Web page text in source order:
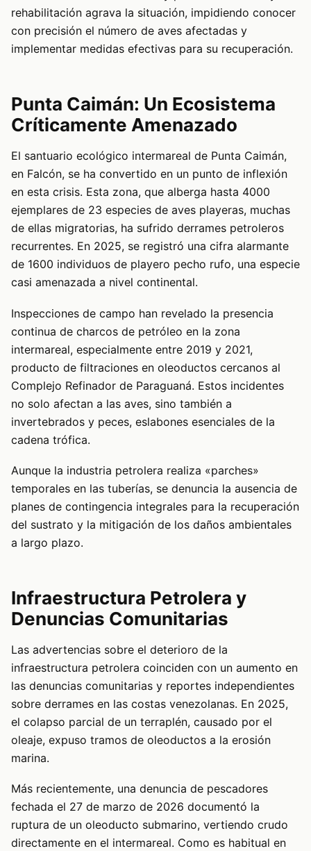
rehabilitación agrava la situación, impidiendo conocer
con precisión el número de aves afectadas y
implementar medidas efectivas para su recuperación.
Punta Caimán: Un Ecosistema
Críticamente Amenazado
El santuario ecológico intermareal de Punta Caimán,
en Falcón, se ha convertido en un punto de inflexión
en esta crisis. Esta zona, que alberga hasta 4000
ejemplares de 23 especies de aves playeras, muchas
de ellas migratorias, ha sufrido derrames petroleros
recurrentes. En 2025, se registró una cifra alarmante
de 1600 individuos de playero pecho rufo, una especie
casi amenazada a nivel continental.
Inspecciones de campo han revelado la presencia
continua de charcos de petróleo en la zona
intermareal, especialmente entre 2019 y 2021,
producto de filtraciones en oleoductos cercanos al
Complejo Refinador de Paraguaná. Estos incidentes
no solo afectan a las aves, sino también a
invertebrados y peces, eslabones esenciales de la
cadena trófica.
Aunque la industria petrolera realiza «parches»
temporales en las tuberías, se denuncia la ausencia de
planes de contingencia integrales para la recuperación
del sustrato y la mitigación de los daños ambientales
a largo plazo.
Infraestructura Petrolera y
Denuncias Comunitarias
Las advertencias sobre el deterioro de la
infraestructura petrolera coinciden con un aumento en
las denuncias comunitarias y reportes independientes
sobre derrames en las costas venezolanas. En 2025,
el colapso parcial de un terraplén, causado por el
oleaje, expuso tramos de oleoductos a la erosión
marina.
Más recientemente, una denuncia de pescadores
fechada el 27 de marzo de 2026 documentó la
ruptura de un oleoducto submarino, vertiendo crudo
directamente en el intermareal. Como es habitual en